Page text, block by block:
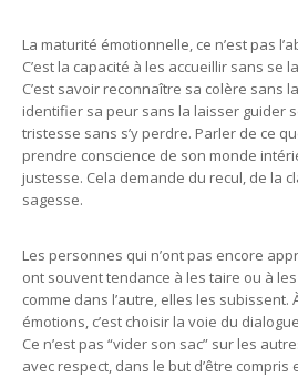
La maturité émotionnelle, ce n’est pas
C’est la capacité à les accueillir sans se
C’est savoir reconnaître sa colère sans
identifier sa peur sans la laisser guider
tristesse sans s’y perdre. Parler de ce
prendre conscience de son monde
justesse. Cela demande du recul, de la
sagesse.
Les personnes qui n’ont pas encore
ont souvent tendance à les taire ou à
comme dans l’autre, elles les subissent.
émotions, c’est choisir la voie du
Ce n’est pas “vider son sac” sur les
avec respect, dans le but d’être